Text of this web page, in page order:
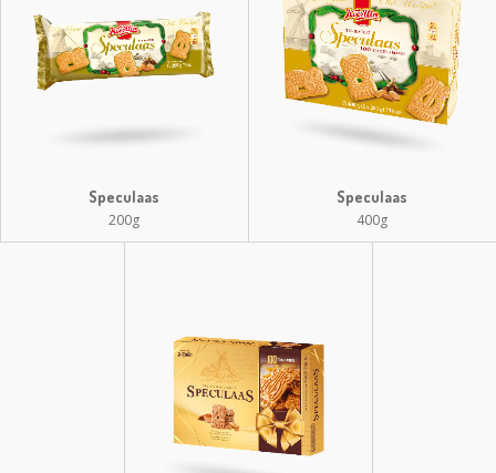
Speculaas
200g
Speculaas
400g